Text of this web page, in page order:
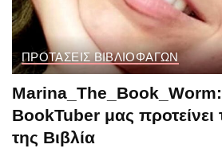
ΠΡΟΤΑΣΕΙΣ ΒΙΒΛΙΟΦΑΓΩΝ
BookTuber μας
της Βιβλία